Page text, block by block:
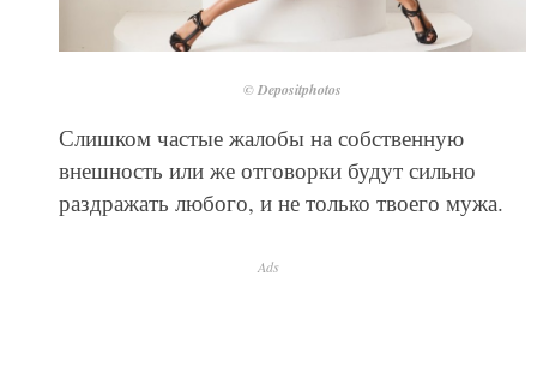
© Depositphotos
Слишком частые жалобы на собственную
внешность или же отговорки будут сильно
раздражать любого, и не только твоего мужа.
Ads